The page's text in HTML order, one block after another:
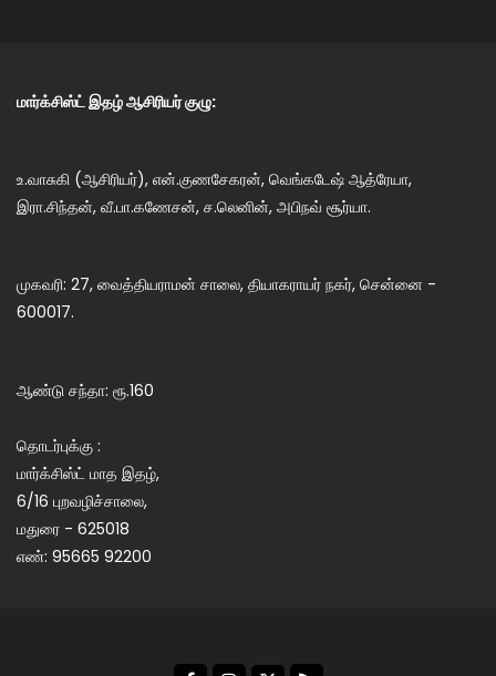
மார்க்சிஸ்ட் இதழ் ஆசிரியர் குழு:
உ.வாசுகி (ஆசிரியர்), என்.குணசேகரன், வெங்கடேஷ் ஆத்ரேயா,
இரா.சிந்தன், வீ.பா.கணேசன், ச.லெனின், அபிநவ் சூர்யா.
முகவரி: 27, வைத்தியராமன் சாலை, தியாகராயர் நகர், சென்னை -
600017.
ஆண்டு சந்தா: ரூ.160
தொடர்புக்கு :
மார்க்சிஸ்ட் மாத இதழ்,
6/16 புறவழிச்சாலை,
மதுரை - 625018
எண்: 95665 92200